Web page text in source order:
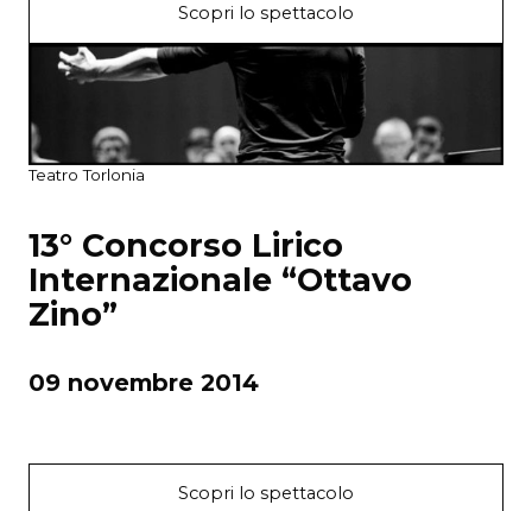
Scopri lo spettacolo
Teatro Torlonia
13° Concorso Lirico
Internazionale “Ottavo
Zino”
09 novembre 2014
Scopri lo spettacolo